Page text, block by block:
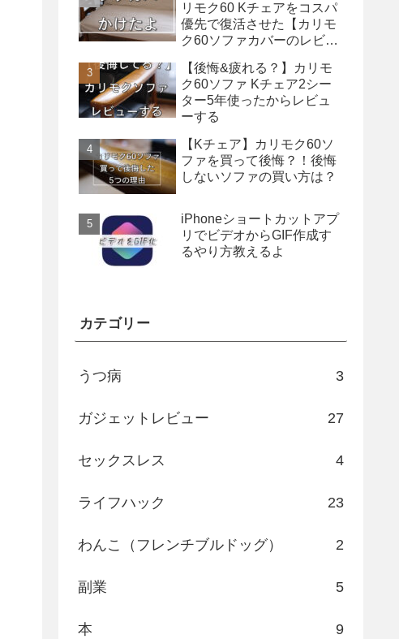
リモク60 Kチェアをコスパ
優先で復活させた【カリモ
ク60ソファカバーのレビュ
【後悔&疲れる？】カリモ
ク60ソファ Kチェア2シー
ター5年使ったからレビュ
ーする
【Kチェア】カリモク60ソ
ファを買って後悔？！後悔
しないソファの買い方は？
iPhoneショートカットアプ
リでビデオからGIF作成す
るやり方教えるよ
カテゴリー
うつ病 3
ガジェットレビュー 27
セックスレス 4
ライフハック 23
わんこ（フレンチブルドッグ） 2
副業 5
本 9